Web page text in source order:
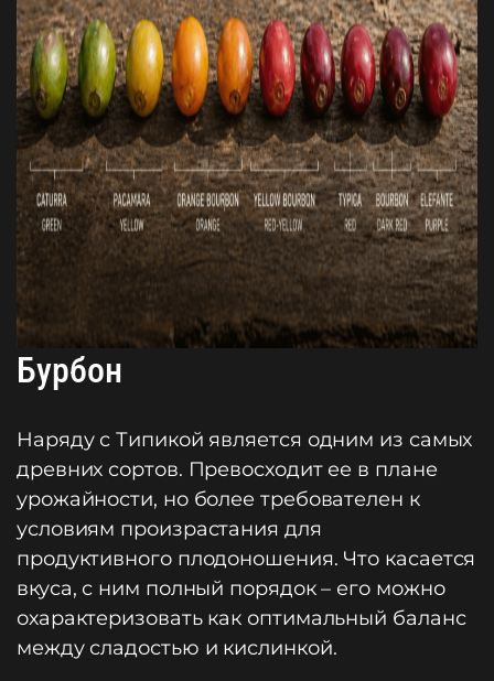
Бурбон
Наряду с Типикой является одним из самых
древних сортов. Превосходит ее в плане
урожайности, но более требователен к
условиям произрастания для
продуктивного плодоношения. Что касается
вкуса, с ним полный порядок – его можно
охарактеризовать как оптимальный баланс
между сладостью и кислинкой.